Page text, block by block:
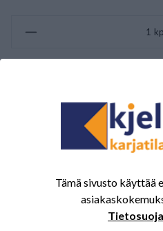
ARVOSTELUJEN YHTEENVETO
Yhteensä 0
Tämä sivusto käyttää